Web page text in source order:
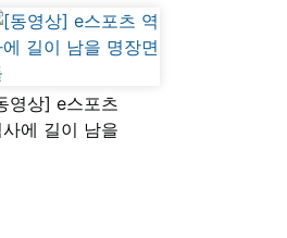
영상] e스포츠
사에 길이 남을